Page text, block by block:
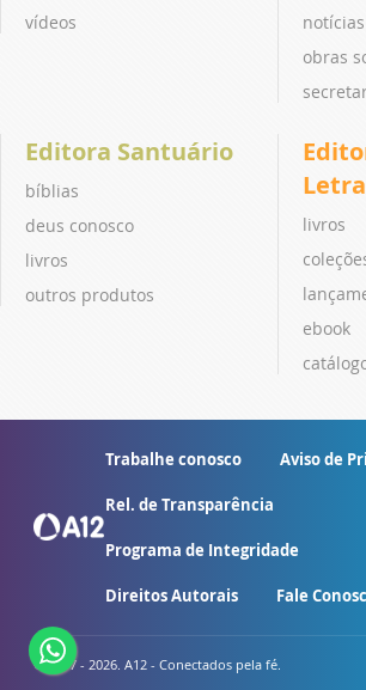
vídeos
notícias
obras
Editora Santuário
bíblias
deus conosco
livros
outros produtos
livros
ebook
Trabalhe conosco Aviso de
Rel. de Transparência
Programa de Integridade
Direitos Autorais Fale
© 2007 - 2026. A12 - Conectados pela fé.